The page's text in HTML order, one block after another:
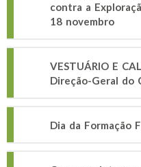
contra a
18 novembro
VESTUÁRIO E
Direção-Geral do
Dia da Formação